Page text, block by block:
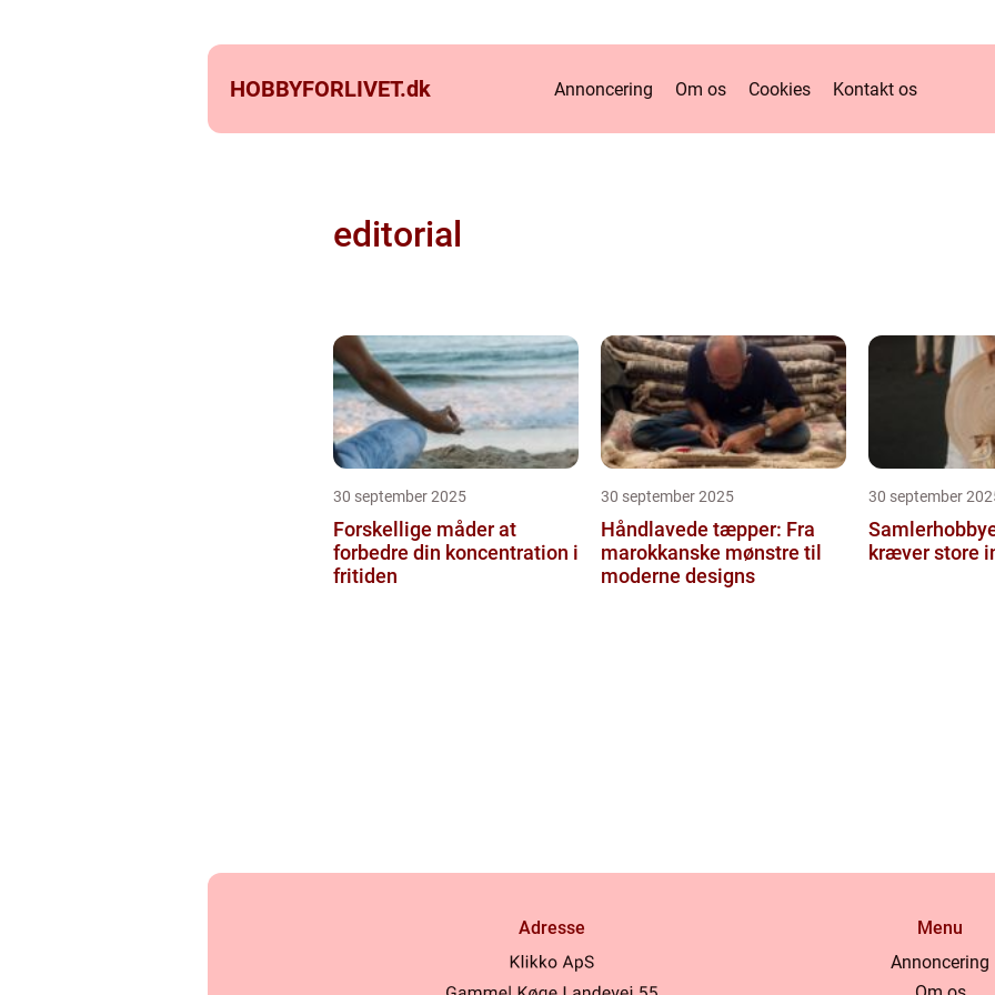
HOBBYFORLIVET.dk Annoncering Om os Cookies Kontakt os
editorial
30 september 2025
Forskellige måder at
forbedre din koncentration i
fritiden
30 september 2025
Håndlavede tæpper: Fra
marokkanske mønstre til
moderne designs
30 september
kræver store
Adresse
Menu
Annoncering